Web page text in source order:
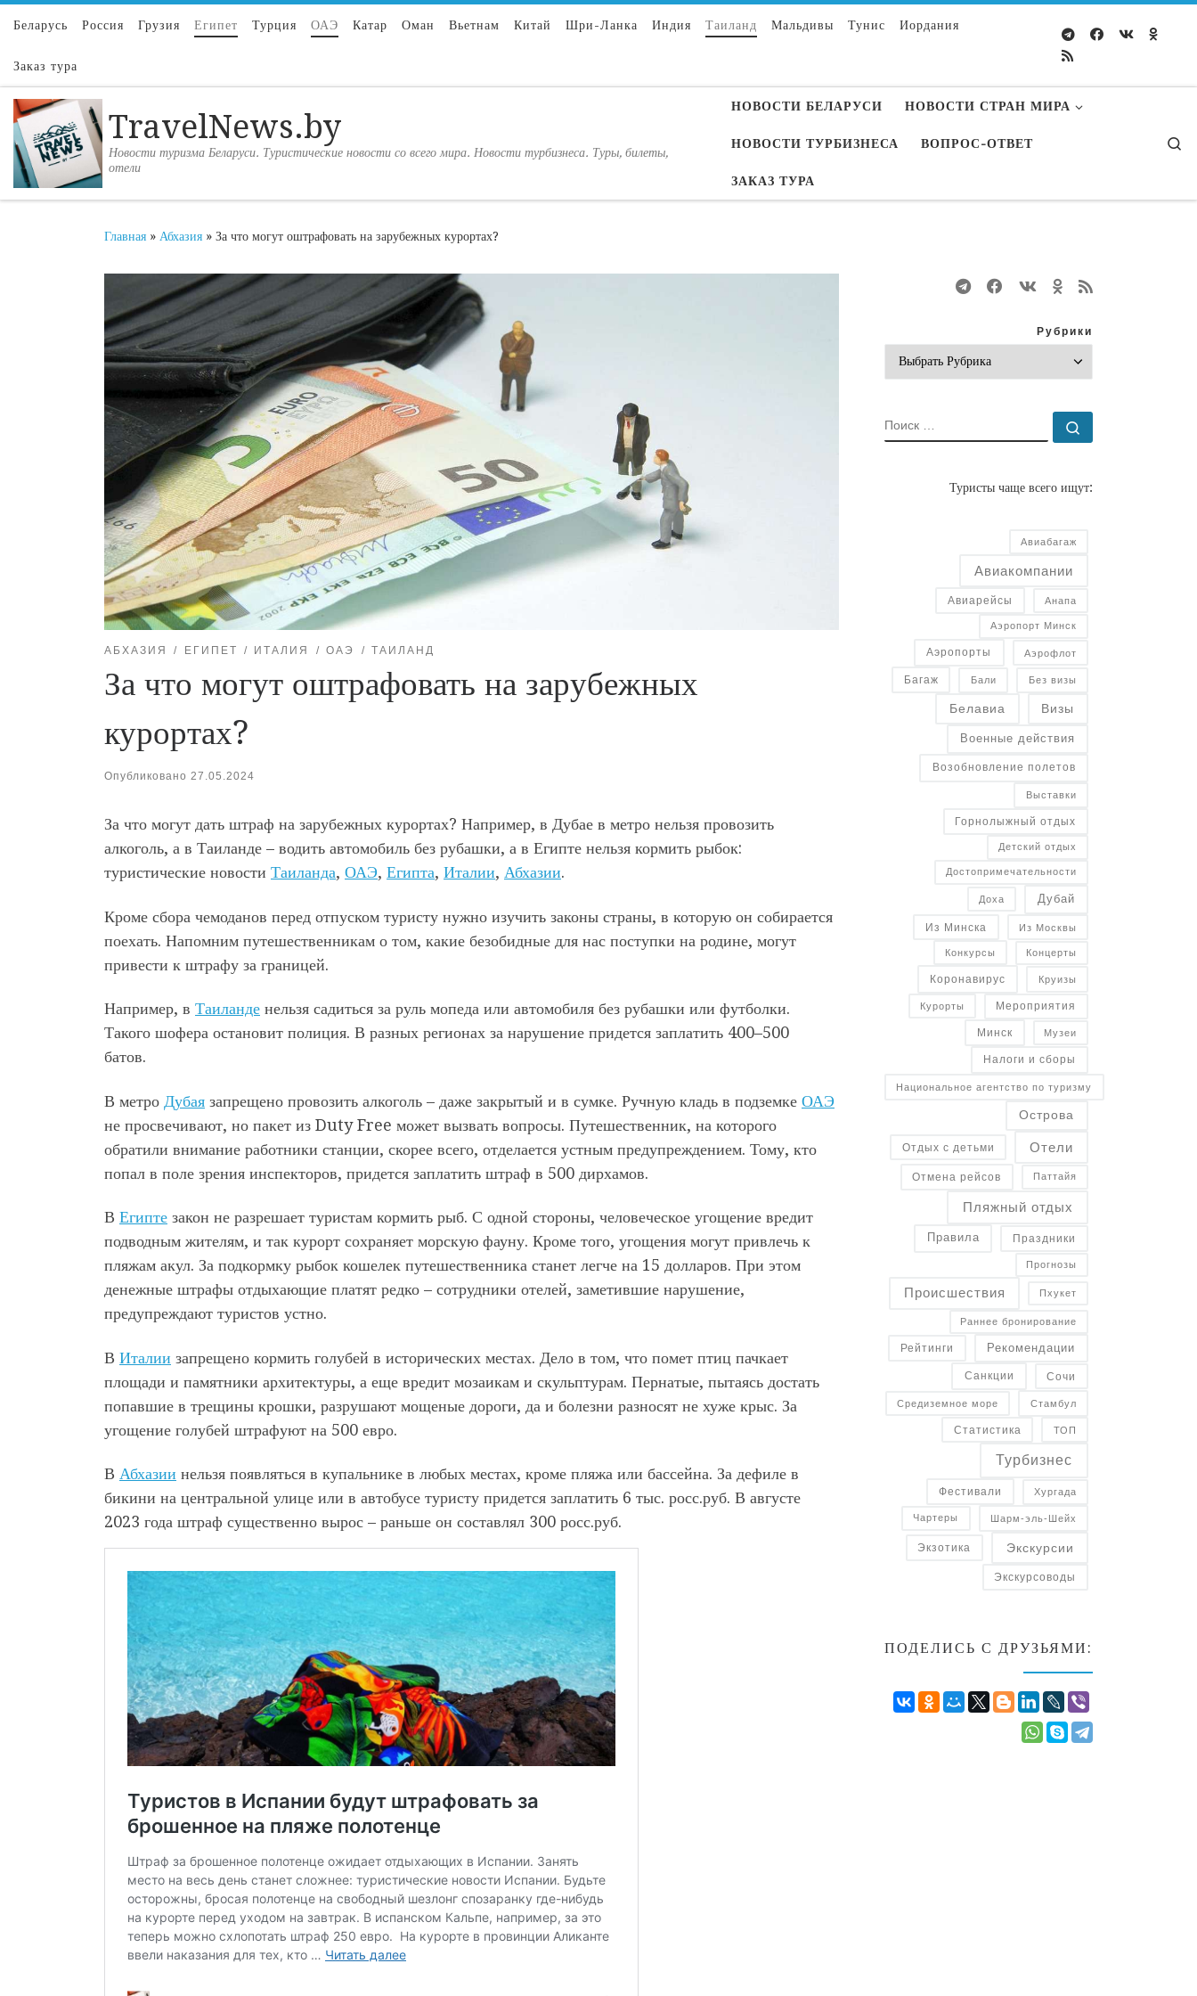
Перейти к содержимому
Беларусь Россия Грузия Египет Турция ОАЭ Катар Оман Вьетнам Китай Шри-Ланка Индия Таиланд Мальдивы Тунис Иордания
Заказ тура
TravelNews.by
Новости туризма Беларуси. Туристические новости со всего мира. Новости турбизнеса. Туры, билеты,
отели
НОВОСТИ БЕЛАРУСИ НОВОСТИ СТРАН МИРА
НОВОСТИ ТУРБИЗНЕСА ВОПРОС-ОТВЕТ
ЗАКАЗ ТУРА
Главная » Абхазия » За что могут оштрафовать на зарубежных курортах?
АБХАЗИЯ ЕГИПЕТ ИТАЛИЯ ОАЭ ТАИЛАНД
За что могут оштрафовать на зарубежных
курортах?
Опубликовано 27.05.2024
За что могут дать штраф на зарубежных курортах? Например, в Дубае в метро нельзя провозить
алкоголь, а в Таиланде – водить автомобиль без рубашки, а в Египте нельзя кормить рыбок:
туристические новости Таиланда, ОАЭ, Египта, Италии, Абхазии.
Кроме сбора чемоданов перед отпуском туристу нужно изучить законы страны, в которую он собирается
поехать. Напомним путешественникам о том, какие безобидные для нас поступки на родине, могут
привести к штрафу за границей.
Например, в Таиланде нельзя садиться за руль мопеда или автомобиля без рубашки или футболки.
Такого шофера остановит полиция. В разных регионах за нарушение придется заплатить 400–500
батов.
В метро Дубая запрещено провозить алкоголь – даже закрытый и в сумке. Ручную кладь в подземке ОАЭ
не просвечивают, но пакет из Duty Free может вызвать вопросы. Путешественник, на которого
обратили внимание работники станции, скорее всего, отделается устным предупреждением. Тому, кто
попал в поле зрения инспекторов, придется заплатить штраф в 500 дирхамов.
В Египте закон не разрешает туристам кормить рыб. С одной стороны, человеческое угощение вредит
подводным жителям, и так курорт сохраняет морскую фауну. Кроме того, угощения могут привлечь к
пляжам акул. За подкормку рыбок кошелек путешественника станет легче на 15 долларов. При этом
денежные штрафы отдыхающие платят редко – сотрудники отелей, заметившие нарушение,
предупреждают туристов устно.
В Италии запрещено кормить голубей в исторических местах. Дело в том, что помет птиц пачкает
площади и памятники архитектуры, а еще вредит мозаикам и скульптурам. Пернатые, пытаясь достать
попавшие в трещины крошки, разрушают мощеные дороги, да и болезни разносят не хуже крыс. За
угощение голубей штрафуют на 500 евро.
В Абхазии нельзя появляться в купальнике в любых местах, кроме пляжа или бассейна. За дефиле в
бикини на центральной улице или в автобусе туристу придется заплатить 6 тыс. росс.руб. В августе
2023 года штраф существенно вырос – раньше он составлял 300 росс.руб.
Рубрики
ПОИСК
Туристы чаще всего ищут:
Авиабагаж
Авиакомпании
Авиарейсы Анапа
Аэропорт Минск
Аэропорты Аэрофлот
Багаж Бали Без визы
Белавиа Визы
Военные действия
Возобновление полетов
Выставки
Горнолыжный отдых
Детский отдых
Достопримечательности
Доха Дубай
Из Минска Из Москвы
Конкурсы Концерты
Коронавирус Круизы
Курорты Мероприятия
Минск Музеи
Налоги и сборы
Национальное агентство по туризму
Острова
Отдых с детьми Отели
Отмена рейсов Паттайя
Пляжный отдых
Правила Праздники
Прогнозы
Происшествия Пхукет
Раннее бронирование
Рейтинги Рекомендации
Санкции Сочи
Средиземное море Стамбул
Статистика ТОП
Турбизнес
Фестивали Хургада
Чартеры Шарм-эль-Шейх
Экзотика Экскурсии
Экскурсоводы
ПОДЕЛИСЬ С ДРУЗЬЯМИ: